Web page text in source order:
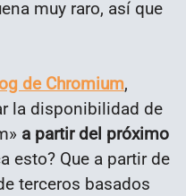
muy raro, así que
de Chromium,
la disponibilidad de
a partir del próximo
esto? Que a partir de
terceros basados